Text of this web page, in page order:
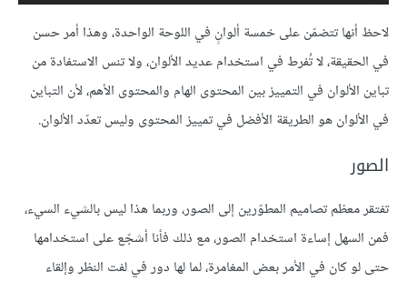
لاحظ أنها تتضمّن على خمسة ألوانٍ في اللوحة الواحدة، وهذا أمر حسن
في الحقيقة، لا تُفرط في استخدام عديد الألوان، ولا تنس الاستفادة من
تباين الألوان في التمييز بين المحتوى الهام والمحتوى الأهم، لأن التباين
في الألوان هو الطريقة الأفضل في تمييز المحتوى وليس تعدّد الألوان.
الصور
تفتقر معظم تصاميم المطوّرين إلى الصور، وربما هذا ليس بالشيء السيء،
فمن السهل إساءة استخدام الصور، مع ذلك فأنا أشجّع على استخدامها
حتى لو كان في الأمر بعض المغامرة، لما لها دور في لفت النظر وإلقاء